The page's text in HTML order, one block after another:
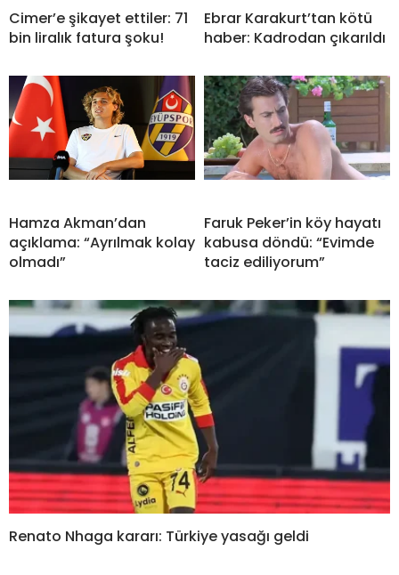
Cimer’e şikayet ettiler: 71
bin liralık fatura şoku!
Ebrar Karakurt’tan kötü
haber: Kadrodan çıkarıldı
Hamza Akman’dan
açıklama: “Ayrılmak kolay
olmadı”
Faruk Peker’in köy hayatı
kabusa döndü: “Evimde
taciz ediliyorum”
Renato Nhaga kararı: Türkiye yasağı geldi